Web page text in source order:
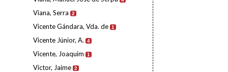
Viana, Serra 2
Vicente Gándara, Vda. de 1
Vicente Júnior, A. 4
Vicente, Joaquim 1
Victor, Jaime 2